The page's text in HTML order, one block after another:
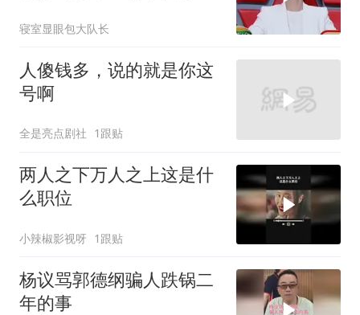
寝室显眼包大队长
人傻钱多，说的就是你这
号啊
全是亮点剧社 1跟贴
两人之下万人之上这是什
么职位
小辣椒影视呀 1跟贴
杨议骂郭德纲骗人跌锅二
年的事